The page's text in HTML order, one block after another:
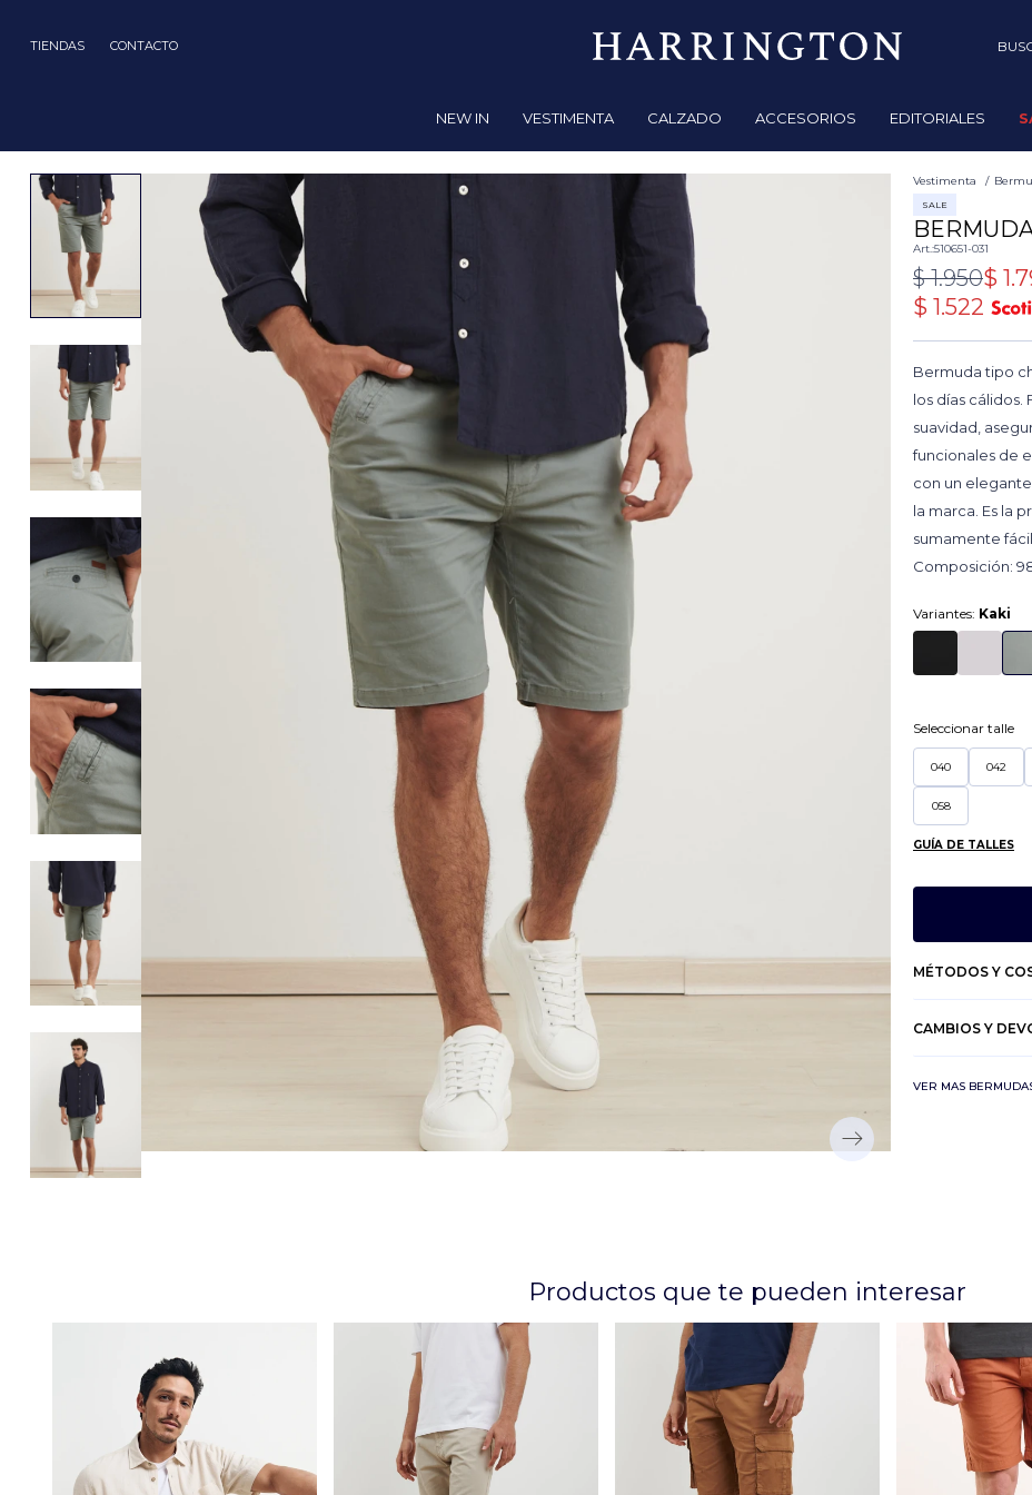
TIENDAS CONTACTO
NEW IN VESTIMENTA CALZADO ACCESORIOS EDITORIALES
Vestimenta
SALE
510651-031
$
$ 1.950
$ 1.522
Bermuda tipo
los días
suavidad,
funcionales de
con un
la marca. Es la
sumamente
Composición:
Variantes: Kaki
Seleccionar talle
040 042
058
GUÍA DE TALLES
MÉTODOS Y
CAMBIOS Y
VER MAS
Productos que te pueden interesar